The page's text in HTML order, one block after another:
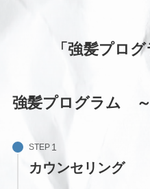
「強髪プロ
強髪プログラム
STEP
カウンセリング